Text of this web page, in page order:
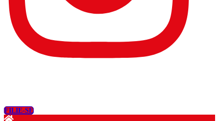
FILIE-SE